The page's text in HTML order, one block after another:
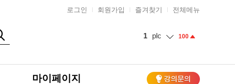
로그인 회원가입 즐겨찾기 전체메뉴
1 plc 100
마이페이지